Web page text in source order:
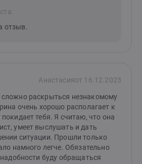
отзыв.
Анастасияот 16.12.2023
раскрыться незнакомому
очень хорошо располагает к
тебя. Я считаю, что она
умеет выслушать и дать
ситуации. Прошли только
намного легче. Обязательно
буду обращаться